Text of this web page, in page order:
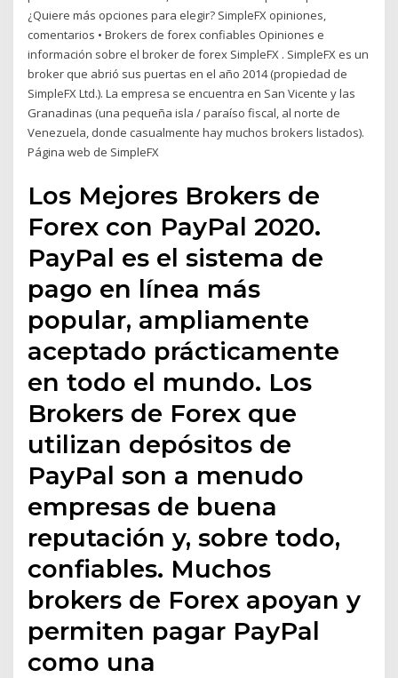
¿Quiere más opciones para elegir? SimpleFX opiniones,
comentarios • Brokers de forex confiables Opiniones e
información sobre el broker de forex SimpleFX . SimpleFX es un
broker que abrió sus puertas en el año 2014 (propiedad de
SimpleFX Ltd.). La empresa se encuentra en San Vicente y las
Granadinas (una pequeña isla / paraíso fiscal, al norte de
Venezuela, donde casualmente hay muchos brokers listados).
Página web de SimpleFX
Los Mejores Brokers de
Forex con PayPal 2020.
PayPal es el sistema de
pago en línea más
popular, ampliamente
aceptado prácticamente
en todo el mundo. Los
Brokers de Forex que
utilizan depósitos de
PayPal son a menudo
empresas de buena
reputación y, sobre todo,
confiables. Muchos
brokers de Forex apoyan y
permiten pagar PayPal
como una